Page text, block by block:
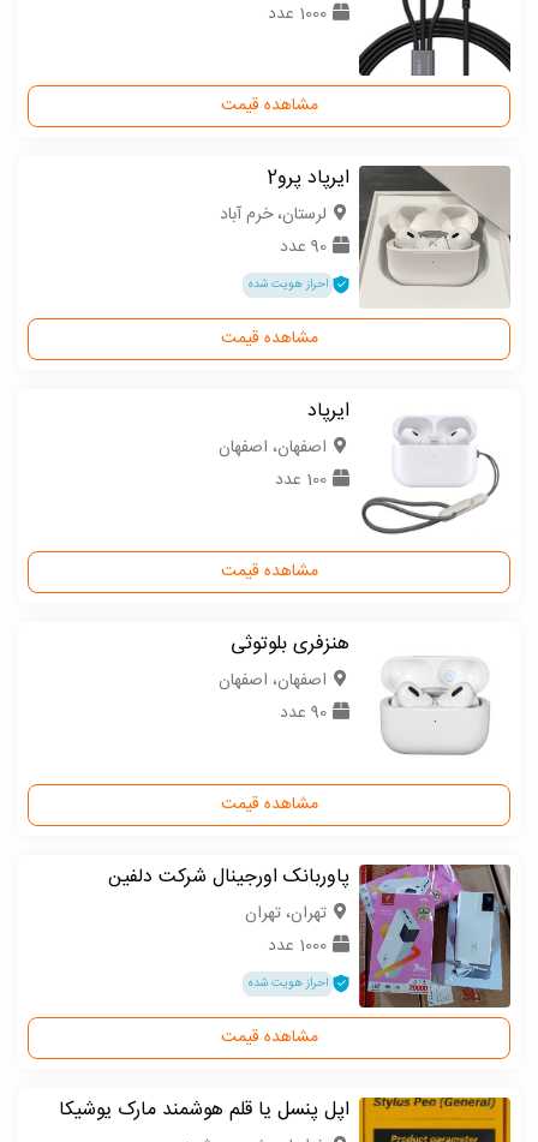
1000 عدد
مشاهده قیمت
ایرپاد پرو2
لرستان، خرم آباد
90 عدد
احراز هویت شده
مشاهده قیمت
ایرپاد
اصفهان، اصفهان
100 عدد
مشاهده قیمت
هنزفری بلوتوثی
اصفهان، اصفهان
90 عدد
مشاهده قیمت
پاوربانک اورجینال شرکت دلفین
تهران، تهران
1000 عدد
احراز هویت شده
مشاهده قیمت
اپل پنسل یا قلم هوشمند مارک یوشیکا